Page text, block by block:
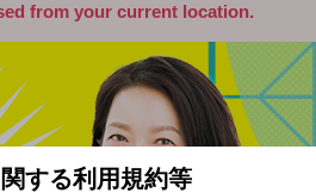
from your current location.
する利用規約等